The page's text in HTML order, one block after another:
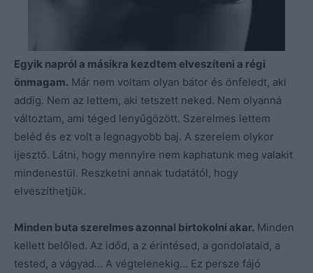
Egyik napról a másikra kezdtem elveszíteni a régi
önmagam. Már nem voltam olyan bátor és önfeledt, aki
addig. Nem az lettem, aki tetszett neked. Nem olyanná
változtam, ami téged lenyűgözött. Szerelmes lettem
beléd és ez volt a legnagyobb baj. A szerelem olykor
ijesztő. Látni, hogy mennyire nem kaphatunk meg valakit
mindenestül. Reszketni annak tudatától, hogy
elveszíthetjük.
Minden buta szerelmes azonnal birtokolni akar. Minden
kellett belőled. Az időd, a z érintésed, a gondolataid, a
tested, a vágyad… A végtelenekig… Ez persze fájó